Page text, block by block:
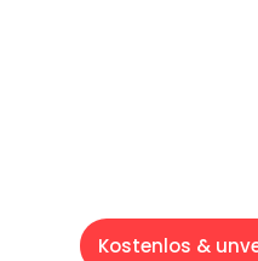
Kostenlos &